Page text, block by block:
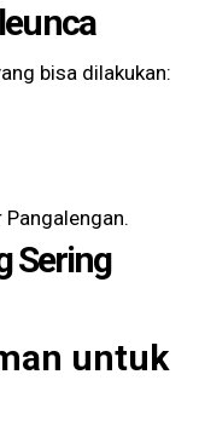
bisa dilakukan:
Sering
untuk